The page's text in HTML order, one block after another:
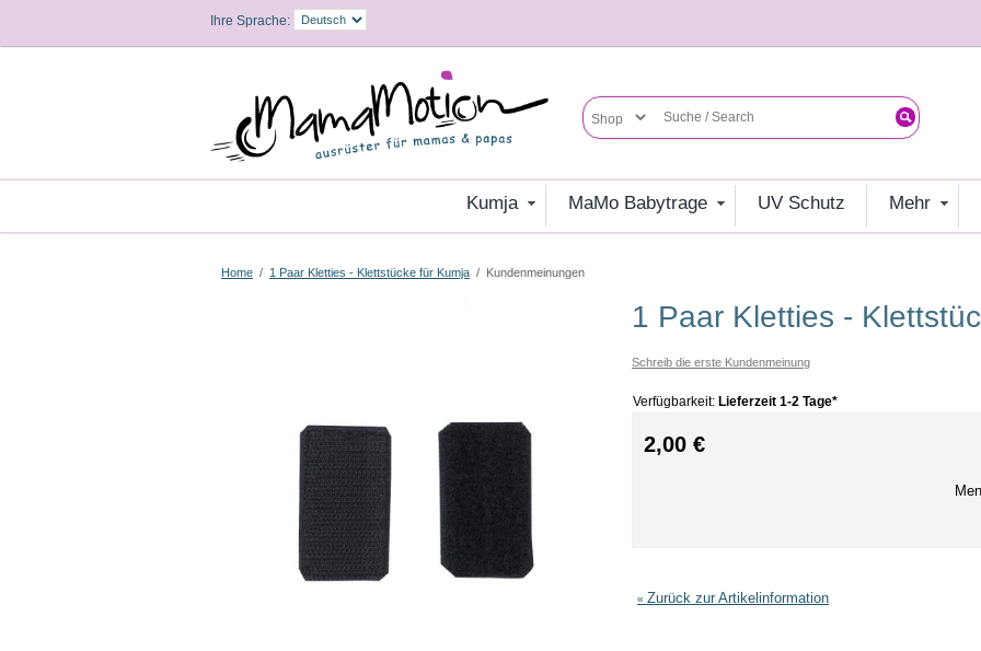
Ihre Sprache:
Kumja MaMo Babytrage UV Schutz mehr
Home / 1 Paar Kletties - Klettstücke für Kumja / Kundenmeinungen
1 Paar Kletties -
Schreib die erste Kundenmeinung
Verfügbarkeit: Lieferzeit 1-2 Tage*
2,00 €
« Zurück zur Artikelinformation